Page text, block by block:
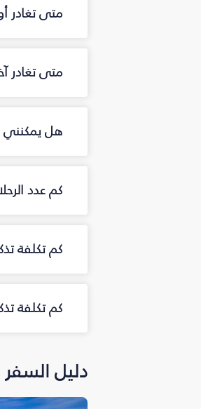
متى تغادر
متى تغادر
هل يمكنني
كم عدد
كم تكلفة
كم تكلفة
دليل